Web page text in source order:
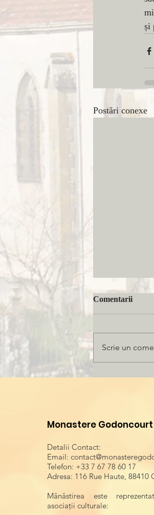
și
Postări conexe
Dialog cu
Comentarii
Scrie un
Monastere Godoncourt
Detalii Contact:
Email:
Telefon: +33 7 67 78 60 17
Adresa: 116 Rue Haute, 88410
Mănăstirea este
asociații culturale: